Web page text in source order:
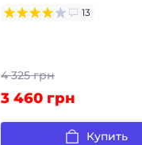
13
4 325 грн
3 460 грн
Купить